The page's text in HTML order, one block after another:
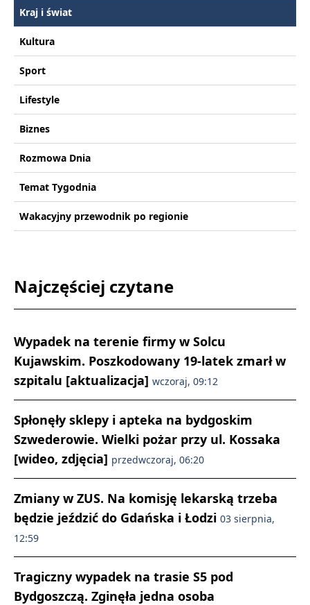
Kraj i świat
Kultura
Sport
Lifestyle
Biznes
Rozmowa Dnia
Temat Tygodnia
Wakacyjny przewodnik po regionie
Najczęściej czytane
Wypadek na terenie firmy w Solcu
Kujawskim. Poszkodowany 19-latek zmarł w
szpitalu [aktualizacja] wczoraj, 09:12
Spłonęły sklepy i apteka na bydgoskim
Szwederowie. Wielki pożar przy ul. Kossaka
[wideo, zdjęcia] przedwczoraj, 06:20
Zmiany w ZUS. Na komisję lekarską trzeba
będzie jeździć do Gdańska i Łodzi 03 sierpnia,
12:59
Tragiczny wypadek na trasie S5 pod
Bydgoszczą. Zginęła jedna osoba